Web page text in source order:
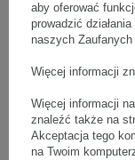
Opis produktu
wysokość)
Opakowanie
530 g/m2
aby oferować
prowadzić
naszych Zaufanych
Więcej informacji
Więcej informacji
znaleźć także na
Akceptacja tego
na Twoim